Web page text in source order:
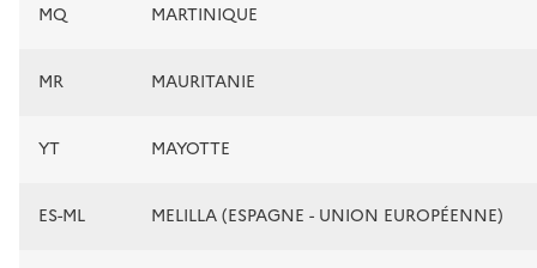
MQ MARTINIQUE
MR MAURITANIE
YT MAYOTTE
ES-ML MELILLA (ESPAGNE - UNION EUROPÉENNE)